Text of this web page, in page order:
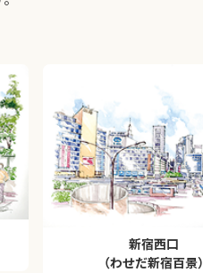
新宿西口
（わせだ新宿百景）